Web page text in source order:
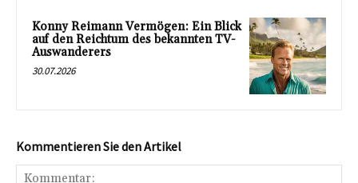
Konny Reimann Vermögen: Ein Blick
auf den Reichtum des bekannten TV-
Auswanderers
30.07.2026
Kommentieren Sie den Artikel